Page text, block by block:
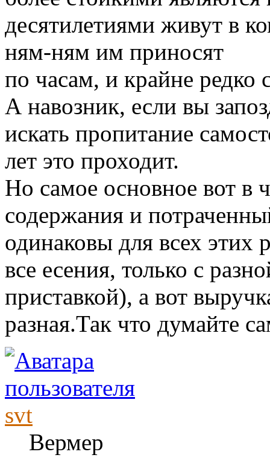
десятилетиями живут в
ням-ням им приносят
по часам, и крайне
А навозник, если вы
искать пропитание
лет это проходит.
Но самое основное вот в
содержания и
одинаковы для всех этих
все есения, только с
приставкой), а вот
разная.Так что думайте
svt
Вермер